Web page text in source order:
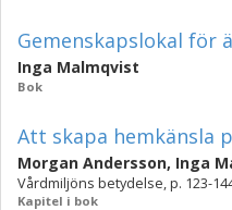
Gemenskapslokal för
Inga Malmqvist
Bok
Att skapa hemkänsla
Morgan Andersson, Inga
Vårdmiljöns betydelse, p. 123-
Kapitel i bok